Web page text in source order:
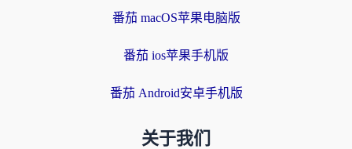
番茄 macOS苹果电脑版
番茄 ios苹果手机版
番茄 Android安卓手机版
关于我们